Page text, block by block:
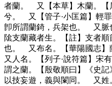
者蘭。 又【本草】木蘭。【
兮。 又【管子·小匡篇】輕
卽所謂蘭錡，兵架也。 又脈
隂支蘭藏者生。【註】支者
也。 又布名。【華陽國志
又人名。【列子·說符篇】宋
謂之蘭。【殷敬順曰】《史
以技妄遊，義與闌同。 又姓